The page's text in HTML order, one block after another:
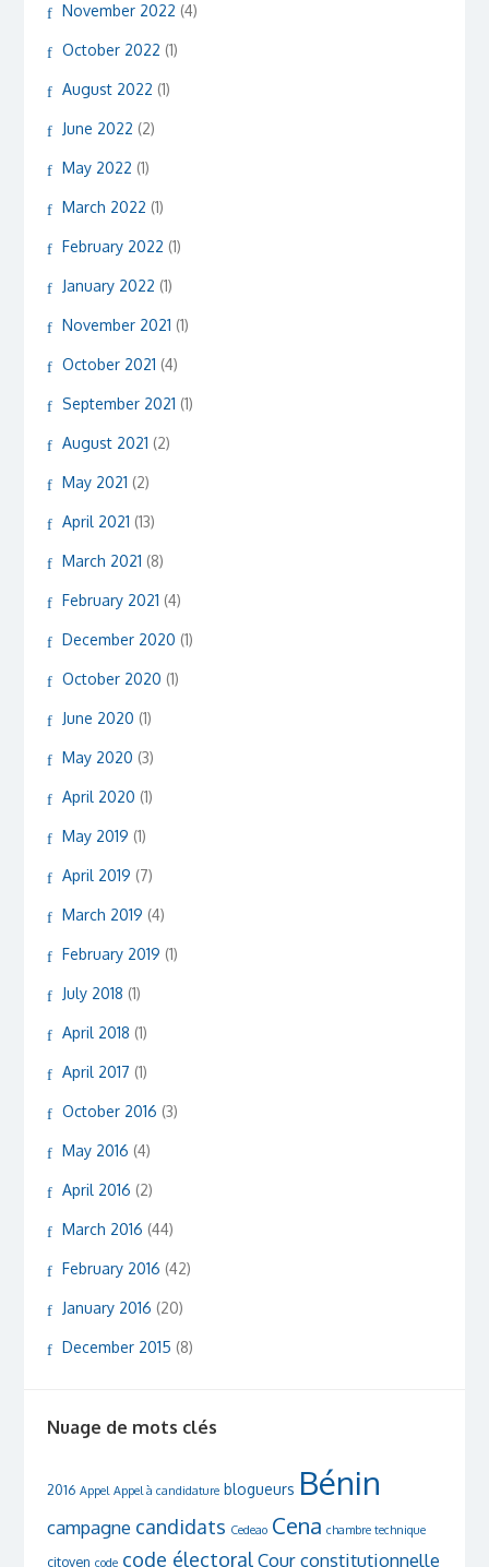
November 2022 (4)
October 2022 (1)
August 2022 (1)
June 2022 (2)
May 2022 (1)
March 2022 (1)
February 2022 (1)
January 2022 (1)
November 2021 (1)
October 2021 (4)
September 2021 (1)
August 2021 (2)
May 2021 (2)
April 2021 (13)
March 2021 (8)
February 2021 (4)
December 2020 (1)
October 2020 (1)
June 2020 (1)
May 2020 (3)
April 2020 (1)
May 2019 (1)
April 2019 (7)
March 2019 (4)
February 2019 (1)
July 2018 (1)
April 2018 (1)
April 2017 (1)
October 2016 (3)
May 2016 (4)
April 2016 (2)
March 2016 (44)
February 2016 (42)
January 2016 (20)
December 2015 (8)
Nuage de mots clés
2016 Appel Appel à candidature blogueurs Bénin
campagne candidats Cedeao Cena chambre technique
citoyen code code électoral Cour constitutionnelle